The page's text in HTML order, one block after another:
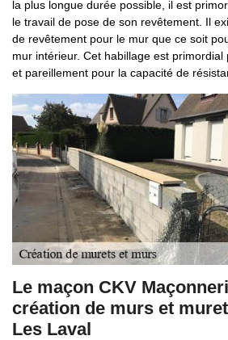
la plus longue durée possible, il est
le travail de pose de son revêtement. Il
de revêtement pour le mur que ce soit
mur intérieur. Cet habillage est primordial
et pareillement pour la capacité de
Le maçon CKV
création de murs et
Les Laval